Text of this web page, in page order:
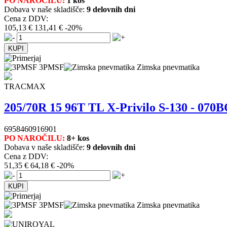
Dobava v naše skladišče: 9 delovnih dni
Cena z DDV:
105,13 € 131,41 € -20%
3PMSF Zimska pnevmatika
TRACMAX
205/70R 15 96T TL X-Privilo S-130 -
6958460916901
PO NAROČILU: 8+ kos
Dobava v naše skladišče: 9 delovnih dni
Cena z DDV:
51,35 € 64,18 € -20%
3PMSF Zimska pnevmatika